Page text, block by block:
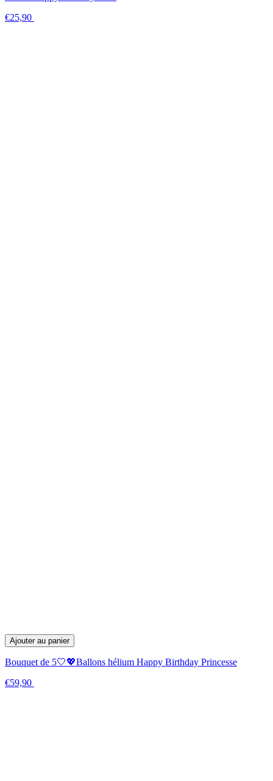
€25,90
Ajouter au panier
Bouquet de 5🤍💖Ballons hélium Happy Birthday Princesse
€59,90